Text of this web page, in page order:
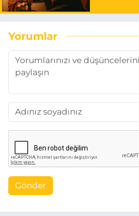
Yorumlar
Gönder